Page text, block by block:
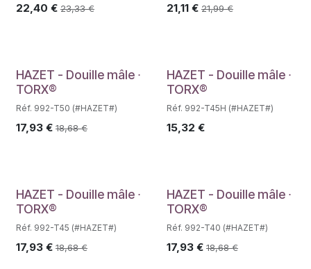
22,40 € 23,33€ 21,11€ 21,99€
HAZET - Douille mâle ∙
TORX®
Réf. 992-T50 (#HAZET#)
17,93 € 18,68€
Déstockage
HAZET - Douille mâle ∙
TORX®
Réf. 992-T45H (#HAZET#)
15,32 €
HAZET - Douille mâle ∙
TORX®
Réf. 992-T45 (#HAZET#)
17,93 € 18,68€
HAZET - Douille mâle ∙
TORX®
Réf. 992-T40 (#HAZET#)
17,93€ 18,68€